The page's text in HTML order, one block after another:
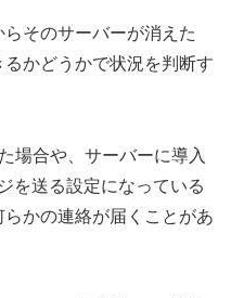
そのサーバーが消えた
かどうかで状況を判断す
場合や、サーバーに導入
を送る設定になっている
かの連絡が届くことがあ